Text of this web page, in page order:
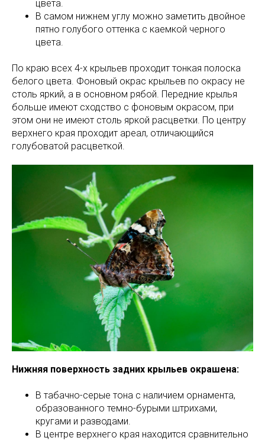
цвета.
В самом нижнем углу можно заметить двойное
пятно голубого оттенка с каемкой черного
цвета.
По краю всех 4-х крыльев проходит тонкая полоска
белого цвета. Фоновый окрас крыльев по окрасу не
столь яркий, а в основном рябой. Передние крылья
больше имеют сходство с фоновым окрасом, при
этом они не имеют столь яркой расцветки. По центру
верхнего края проходит ареал, отличающийся
голубоватой расцветкой.
Нижняя поверхность задних крыльев окрашена:
В табачно-серые тона с наличием орнамента,
образованного темно-бурыми штрихами,
кругами и разводами.
В центре верхнего края находится сравнительно